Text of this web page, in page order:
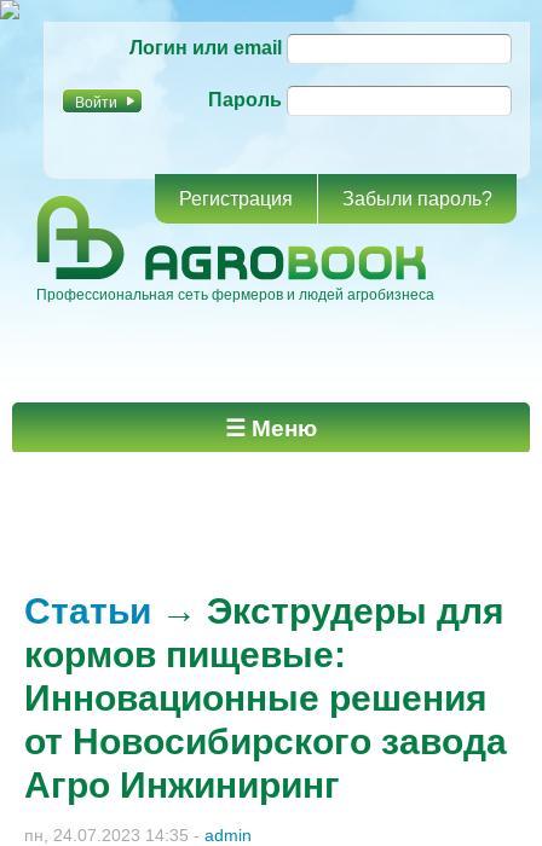
основному
Логин или email
Пароль
Регистрация Забыли пароль?
Профессиональная сеть фермеров и людей агробизнеса
Главное меню ☰ Меню
Статьи → Экструдеры для
кормов пищевые:
Инновационные решения
от Новосибирского завода
Агро Инжиниринг
пн, 24.07.2023 14:35 - admin